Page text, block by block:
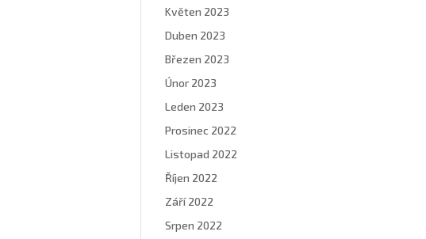
Květen 2023
Duben 2023
Březen 2023
Únor 2023
Leden 2023
Prosinec 2022
Listopad 2022
Říjen 2022
Září 2022
Srpen 2022